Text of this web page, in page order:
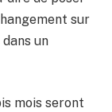
sur
un
mois seront